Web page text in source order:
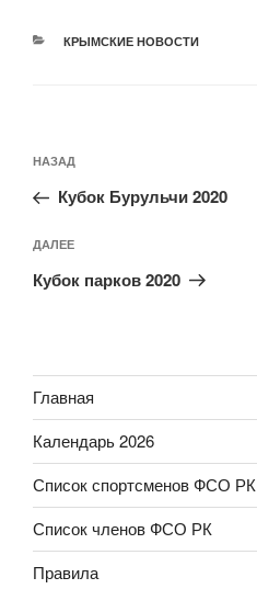
РУБРИКИ
КРЫМСКИЕ НОВОСТИ
по
записям
Предыдущая
запись:
НАЗАД
Кубок Бурульчи 2020
Следующая
запись
ДАЛЕЕ
Кубок парков 2020
Главная
Календарь 2026
Список спортсменов ФСО РК
Список членов ФСО РК
Правила